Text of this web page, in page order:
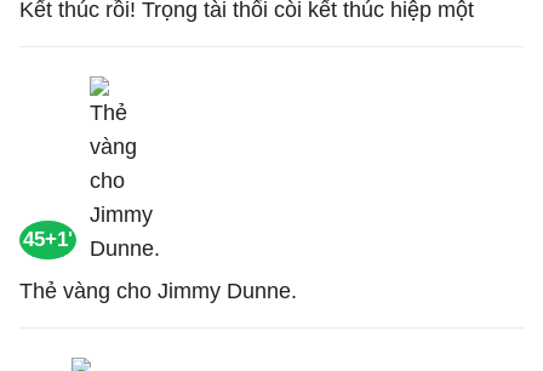
Kết thúc rồi! Trọng tài thổi còi kết thúc hiệp một
45+1'
Thẻ vàng cho Jimmy Dunne.